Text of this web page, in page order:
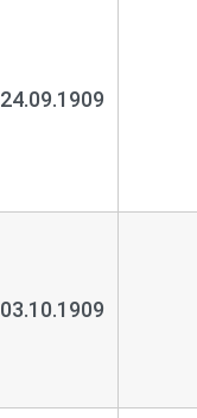
24.09.1909
03.10.1909